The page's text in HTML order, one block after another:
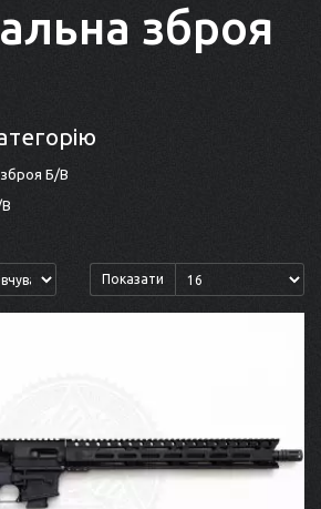
зброя
Б/В
Показати